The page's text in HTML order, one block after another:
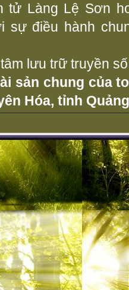
tử Làng Lệ Sơn
sự điều hành
lưu trữ truyền
sản chung của
Hóa, tỉnh